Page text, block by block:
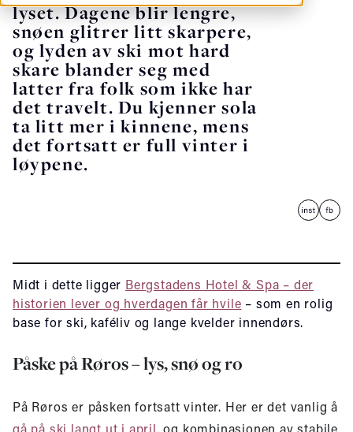
lyset. Dagene blir lengre,
snøen glitrer litt skarpere,
og lyden av ski mot hard
skare blander seg med
latter fra folk som ikke har
det travelt. Du kjenner sola
ta litt mer i kinnene, mens
det fortsatt er full vinter i
løypene.
Midt i dette ligger Bergstadens Hotel & Spa – der
historien lever og hverdagen får hvile – som en rolig
base for ski, kaféliv og lange kvelder innendørs.
Påske på Røros – lys, snø og ro
På Røros er påsken fortsatt vinter. Her er det vanlig å
gå på ski langt ut i april, og kombinasjonen av stabile